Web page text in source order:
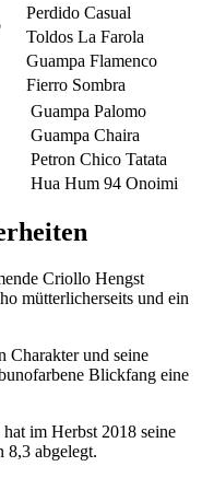
Perdido Casual
Toldos La Farola
Guampa Flamenco
Fierro Sombra
Guampa Palomo
Guampa Chaira
Petron Chico Tatata
Hua Hum 94 Onoimi
Criollo Hengst
mütterlicherseits und ein
Charakter und seine
Blickfang eine
im Herbst 2018 seine
8,3 abgelegt.